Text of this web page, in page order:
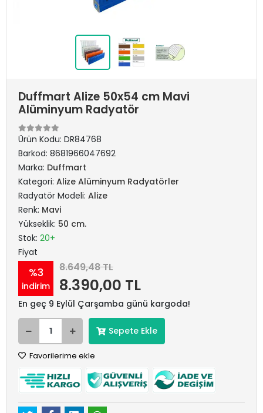
Duffmart Alize 50x54 cm Mavi
Alüminyum Radyatör
Ürün Kodu: DR84768
Barkod: 8681966047692
Marka: Duffmart
Kategori: Alize Alüminyum Radyatörler
Radyatör Modeli: Alize
Renk: Mavi
Yükseklik: 50 cm.
Stok: 20+
Fiyat
%3
indirim
8.649,48 TL
8.390,00 TL
En geç 9 Eylül Çarşamba günü kargoda!
Sepete Ekle
Favorilerime ekle